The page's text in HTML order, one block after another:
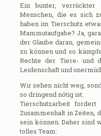
Ein bunter, verrückter
Menschen, die es sich
haben im Tierschutz
Mammutaufgabe? Ja,
der Glaube daran,
zu können und so
Rechte der Tiere- und
Leidenschaft und
Wir sehen nicht weg,
so dringend nötig ist.
Tierschutzarbeit fordert
Zusammenhalt in Zeiten,
sein können. Daher sind
tolles Team: